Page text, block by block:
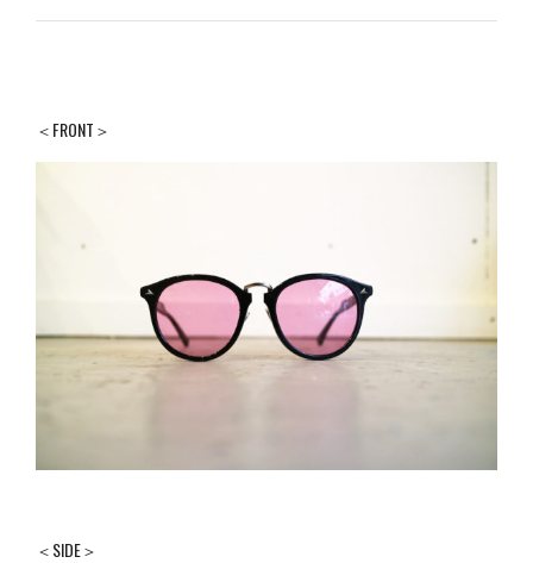
＜FRONT＞
＜SIDE＞